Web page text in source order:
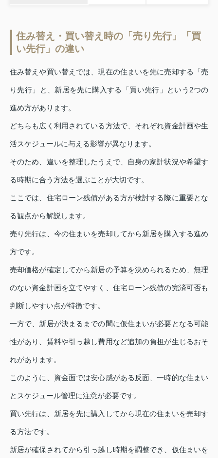
住み替え・買い替え時の「売り先行」「買
い先行」の違い
住み替えや買い替えでは、現在の住まいを先に売却する「売
り先行」と、新居を先に購入する「買い先行」という2つの
進め方があります。
どちらも広く利用されている方法で、それぞれ資金計画や生
活スケジュールに与える影響が異なります。
そのため、違いを整理したうえで、自身の家計状況や希望す
る時期に合う方法を選ぶことが大切です。
ここでは、住宅ローン残債がある方が検討する際に重要とな
る観点から解説します。
売り先行は、今の住まいを売却してから新居を購入する進め
方です。
売却価格が確定してから新居の予算を決められるため、無理
のない資金計画を立てやすく、住宅ローン残債の完済可否も
判断しやすい点が特徴です。
一方で、新居が決まるまでの間に仮住まいが必要となる可能
性があり、賃料や引っ越し費用など追加の負担が生じるおそ
れがあります。
このように、資金面では安心感がある反面、一時的な住まい
とスケジュール管理に注意が必要です。
買い先行は、新居を先に購入してから現在の住まいを売却す
る方法です。
新居が確保されてから引っ越し時期を調整でき、仮住まいを